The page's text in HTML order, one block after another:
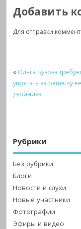
Добавить
Для отправки
« Ольга Бузова
упрятать за решётку её
двойника
Рубрики
Без рубрики
Блоги
Новости и слухи
Новые участники
Фотографии
Эфиры и видео